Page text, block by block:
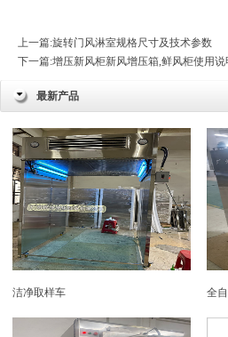
上一篇:旋转门风淋室规格尺寸及技术参数
下一篇:增压新风柜新风增压箱,鲜风柜使用说
最新产品
洁净取样车 全